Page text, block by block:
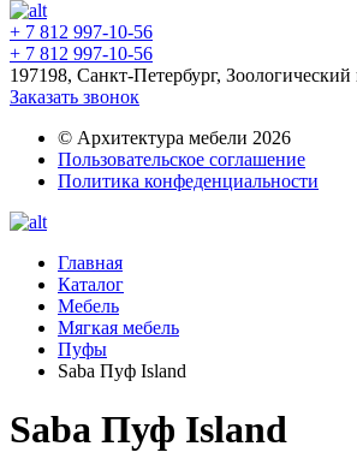
+ 7 812 997-10-56
+ 7 812 997-10-56
197198, Санкт-Петербург, Зоологический
Заказать звонок
© Архитектура мебели 2026
Пользовательское соглашение
Политика конфеденциальности
Главная
Каталог
Мебель
Мягкая мебель
Пуфы
Saba Пуф Island
Saba Пуф Island